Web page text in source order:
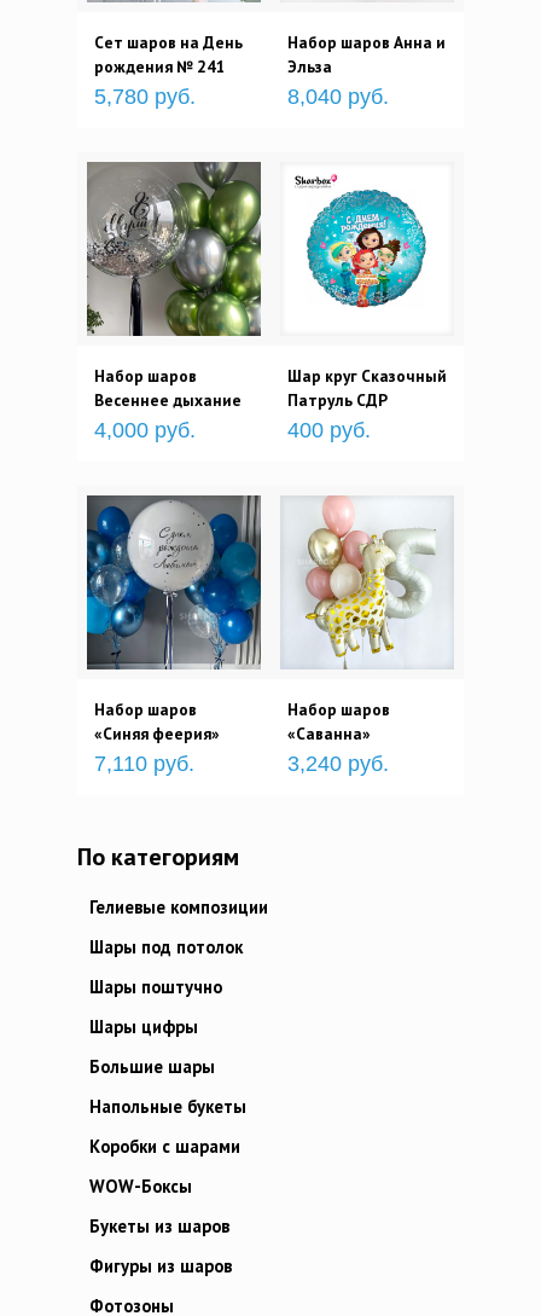
Сет шаров на День
рождения № 241
5,780 руб.
Набор шаров Анна и
Эльза
8,040 руб.
Набор шаров
Весеннее дыхание
4,000 руб.
Шар круг Сказочный
Патруль СДР
400 руб.
Набор шаров
«Синяя феерия»
7,110 руб.
Набор шаров
«Саванна»
3,240 руб.
По категориям
Гелиевые композиции
Шары под потолок
Шары поштучно
Шары цифры
Большие шары
Напольные букеты
Коробки с шарами
WOW-Боксы
Букеты из шаров
Фигуры из шаров
Фотозоны